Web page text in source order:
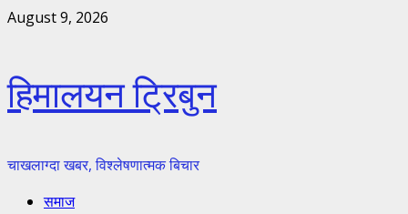
Skip
August 9, 2026
हिमालयन ट्रिबुन
चाखलाग्दा खबर, विश्लेषणात्मक बिचार
Primaryसमाज